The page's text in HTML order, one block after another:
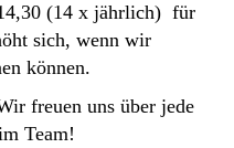
(14 x jährlich) für
sich, wenn wir
können.
freuen uns über jede
Team!